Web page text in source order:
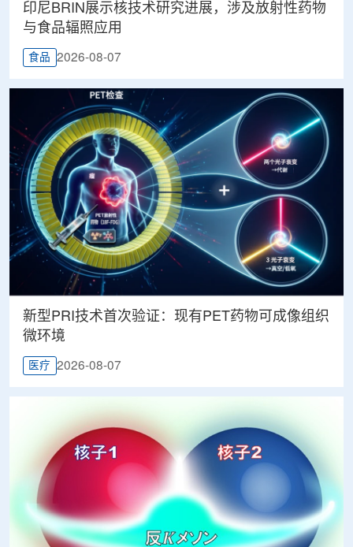
印尼BRIN展示核技术研究进展，涉及放射性药物
与食品辐照应用
食品 2026-08-07
新型PRI技术首次验证：现有PET药物可成像组织
微环境
医疗 2026-08-07